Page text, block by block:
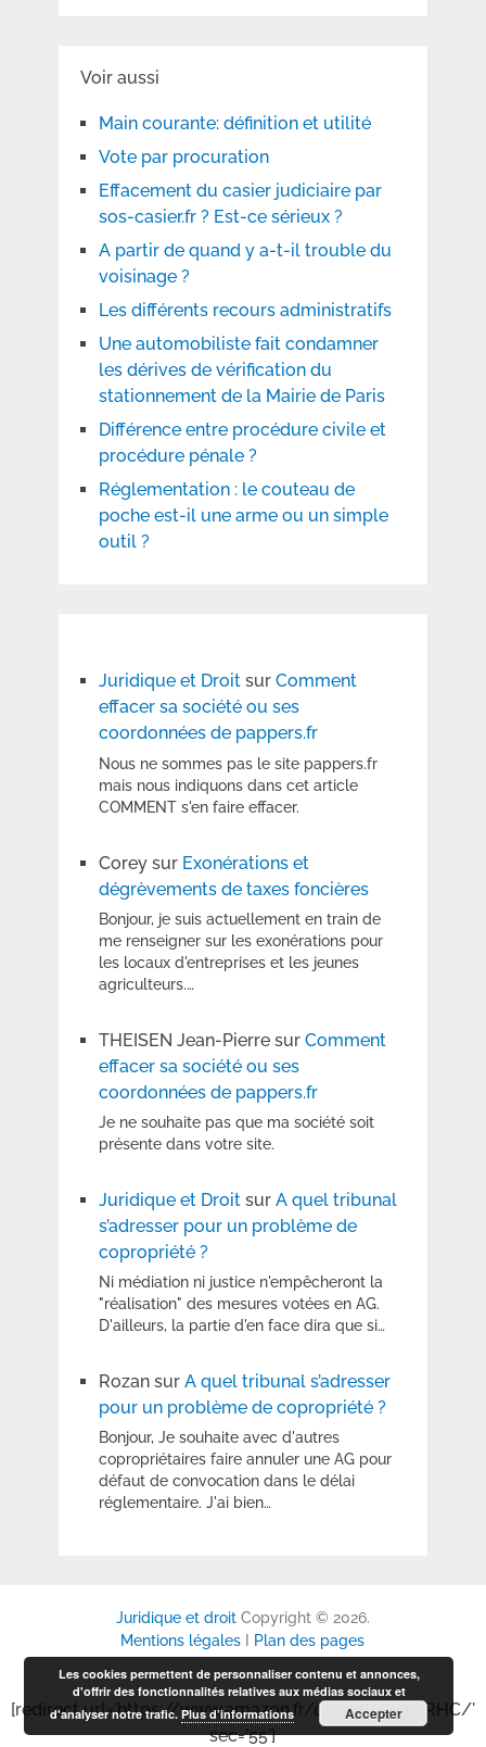
Voir aussi
Main courante: définition et utilité
Vote par procuration
Effacement du casier judiciaire par
sos-casier.fr ? Est-ce sérieux ?
A partir de quand y a-t-il trouble du
voisinage ?
Les différents recours administratifs
Une automobiliste fait condamner
les dérives de vérification du
stationnement de la Mairie de Paris
Différence entre procédure civile et
procédure pénale ?
Réglementation : le couteau de
poche est-il une arme ou un simple
outil ?
Juridique et Droitsur Comment
effacer sa société ou ses
coordonnées de pappers.fr
Nous ne sommes pas le site pappers.fr
mais nous indiquons dans cet article
COMMENT s'en faire effacer.
Coreysur Exonérations et
dégrèvements de taxes foncières
Bonjour, je suis actuellement en train de
me renseigner sur les exonérations pour
les locaux d'entreprises et les jeunes
agriculteurs.…
THEISEN Jean-Pierresur Comment
effacer sa société ou ses
coordonnées de pappers.fr
Je ne souhaite pas que ma société soit
présente dans votre site.
Juridique et Droitsur A quel tribunal
s’adresser pour un problème de
copropriété ?
Ni médiation ni justice n'empêcheront la
"réalisation" des mesures votées en AG.
D'ailleurs, la partie d'en face dira que si…
Rozansur A quel tribunal s’adresser
pour un problème de copropriété ?
Bonjour, Je souhaite avec d'autres
copropriétaires faire annuler une AG pour
défaut de convocation dans le délai
réglementaire. J'ai bien…
Juridique et droitCopyright © 2026.
Mentions légales
Plan des pages
[redirect url='https://www.amazon.fr/dp/B0GP6P6RHC/'
sec='55']
Les cookies permettent de personnaliser contenu et annonces,
d'offrir des fonctionnalités relatives aux médias sociaux et
d'analyser notre trafic.Plus d’informations Accepter